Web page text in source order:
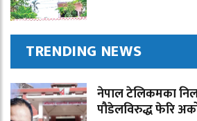
TRENDING NEWS
नेपाल टेलिकमका
पौडेलविरुद्ध फेरि अर्को